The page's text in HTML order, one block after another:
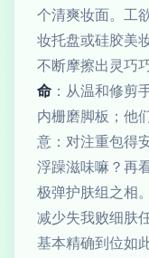
个清爽妆面。工
妆托盘或硅胶美
不断摩擦出灵巧
命 ：从温和修剪
内栅磨脚板；他
意：对注重包得
浮躁滋味嘛？再
极弹护肤组之相
减少失我败细肤
基本精确到位如